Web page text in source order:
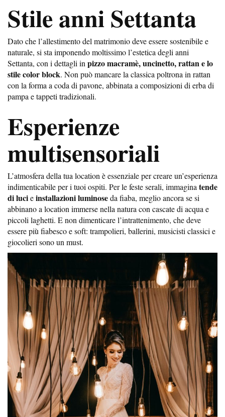
Stile anni Settanta
Dato che l’allestimento del matrimonio deve essere sostenibile e
naturale, si sta imponendo moltissimo l’estetica degli anni
Settanta, con i dettagli in pizzo macramè, uncinetto, rattan e lo
stile color block. Non può mancare la classica poltrona in rattan
con la forma a coda di pavone, abbinata a composizioni di erba di
pampa e tappeti tradizionali.
Esperienze
multisensoriali
L’atmosfera della tua location è essenziale per creare un’esperienza
indimenticabile per i tuoi ospiti. Per le feste serali, immagina tende
di lucieinstallazioni luminoseda fiaba, meglio ancora se si
abbinano a location immerse nella natura con cascate di acqua e
piccoli laghetti. E non dimenticare l’intrattenimento, che deve
essere più fiabesco e soft: trampolieri, ballerini, musicisti classici e
giocolieri sono un must.